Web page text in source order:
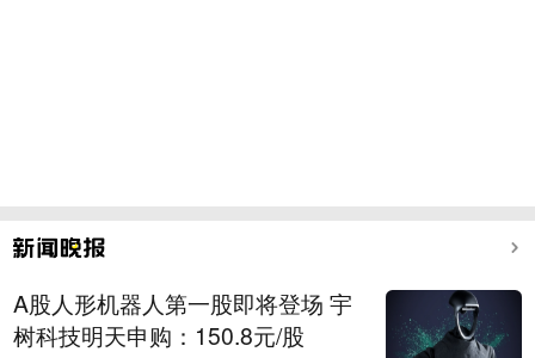
A股人形机器人第一股即将登场 宇
树科技明天申购：150.8元/股